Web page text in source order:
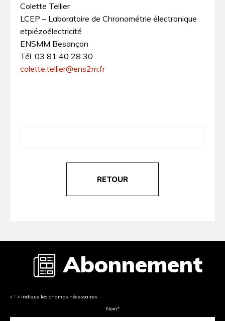
Colette Tellier
LCEP – Laboratoire de Chronométrie électronique
etpiézoélectricité
ENSMM Besançon
Tél. 03 81 40 28 30
colette.tellier@ens2m.fr
RETOUR
Abonnement
« * » indique les champs nécessaires
Nom*